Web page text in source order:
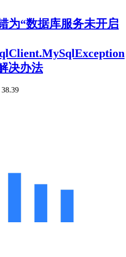
为“数据库服务未开启
决办法
38.39